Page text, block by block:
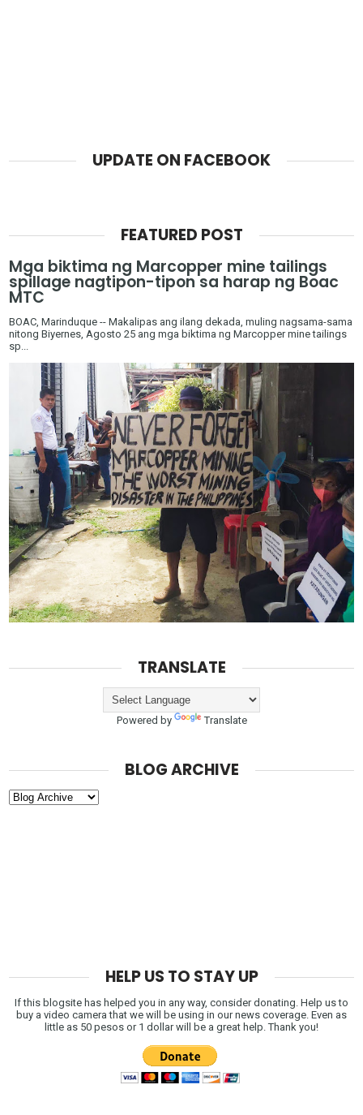
UPDATE ON FACEBOOK
FEATURED POST
Mga biktima ng Marcopper mine tailings
spillage nagtipon-tipon sa harap ng Boac
MTC
BOAC, Marinduque -- Makalipas ang ilang dekada, muling nagsama-sama
nitong Biyernes, Agosto 25 ang mga biktima ng Marcopper mine tailings
sp...
TRANSLATE
Powered by Translate
BLOG ARCHIVE
HELP US TO STAY UP
If this blogsite has helped you in any way, consider donating. Help us to
buy a video camera that we will be using in our news coverage. Even as
little as 50 pesos or 1 dollar will be a great help. Thank you!